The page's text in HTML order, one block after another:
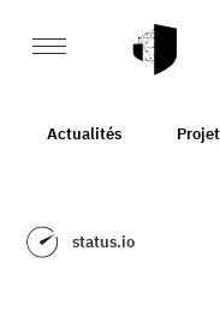
Actualités
status.io